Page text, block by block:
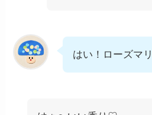
はい！ローズマ